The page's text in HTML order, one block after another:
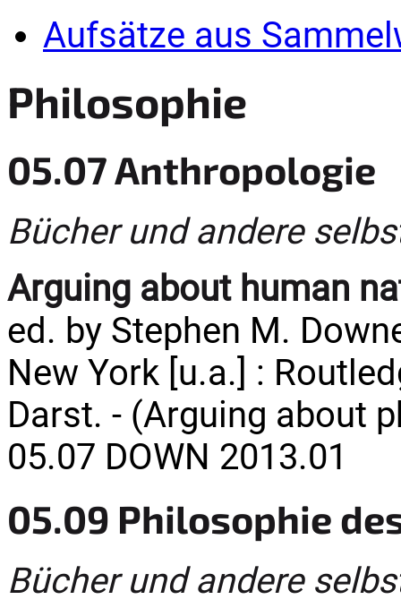
Aufsätze aus
Philosophie
05.07 Anthropologie
Bücher und andere
Arguing about human
ed. by Stephen M.
New York [u.a.] :
Darst. - (Arguing about
05.07 DOWN 2013.01
05.09 Philosophie
Bücher und andere